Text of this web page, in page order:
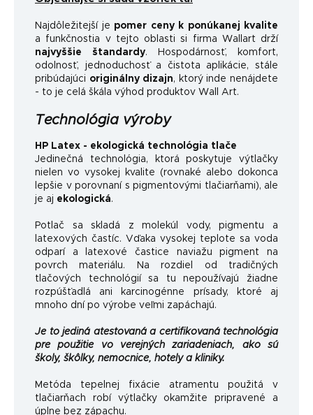
Najdôležitejší je pomer ceny k ponúkanej kvalite
a funkčnostia v tejto oblasti si firma Wallart drží
najvyššie štandardy. Hospodárnosť, komfort,
odolnosť, jednoduchosť a čistota aplikácie, stále
pribúdajúci originálny dizajn, ktorý inde nenájdete
- to je celá škála výhod produktov Wall Art.
Technológia výroby
HP Latex - ekologická technológia tlače
Jedinečná technológia, ktorá poskytuje výtlačky
nielen vo vysokej kvalite (rovnaké alebo dokonca
lepšie v porovnaní s pigmentovými tlačiarňami), ale
je aj ekologická.
Potlač sa skladá z molekúl vody, pigmentu a
latexových častíc. Vďaka vysokej teplote sa voda
odparí a latexové častice naviažu pigment na
povrch materiálu. Na rozdiel od tradičných
tlačových technológií sa tu nepoužívajú žiadne
rozpúšťadlá ani karcinogénne prísady, ktoré aj
mnoho dní po výrobe veľmi zapáchajú.
Je to jediná atestovaná a certifikovaná technológia
pre použitie vo verejných zariadeniach, ako sú
školy, škôlky, nemocnice, hotely a kliniky.
Metóda tepelnej fixácie atramentu použitá v
tlačiarňach robí výtlačky okamžite pripravené a
úplne bez zápachu.